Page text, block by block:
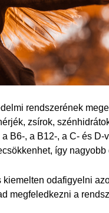
rendszerének
zsírok,
B6-, a B12-, a C- és
így
odafigyelni
megfeledkezni a